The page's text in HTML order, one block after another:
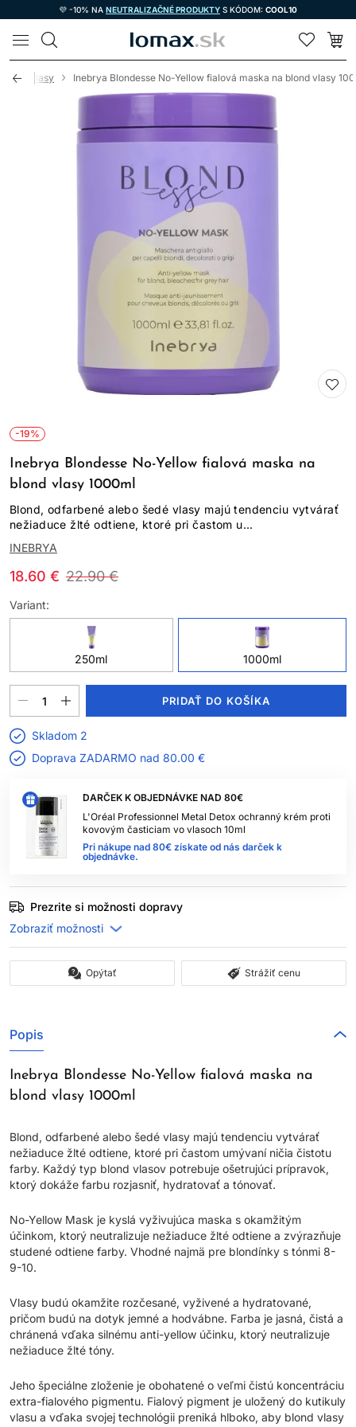
💜 -10% NA NEUTRALIZAČNÉ PRODUKTY S KÓDOM: COOL10
LOMAX
vlasy Inebrya Blondesse No-Yellow fialová maska na blond vlasy
-19%
Inebrya Blondesse No-Yellow fialová maska na
blond vlasy 1000ml
Blond, odfarbené alebo šedé vlasy majú tendenciu vytvárať
nežiaduce žlté odtiene, ktoré pri častom u...
INEBRYA
22.90 €
18.60 €
DARČEK K OBJEDNÁVKE NAD 80€
L'Oréal Professionnel Metal Detox ochranný krém proti
kovovým časticiam vo vlasoch 10ml
Pri nákupe nad 80€ získate od nás darček k
objednávke.
Variant:
250ml 1000ml
PRIDAŤ DO KOŠÍKA
Skladom 2
Doprava ZADARMO nad 80.00 €
Prezrite si možnosti dopravy
Opýtať Strážiť cenu
Popis
Inebrya Blondesse No-Yellow fialová maska na
blond vlasy 1000ml
Blond, odfarbené alebo šedé vlasy majú tendenciu vytvárať
nežiaduce žlté odtiene, ktoré pri častom umývaní ničia čistotu
farby. Každý typ blond vlasov potrebuje ošetrujúci prípravok,
ktorý dokáže farbu rozjasniť, hydratovať a tónovať.
No-Yellow Mask je kyslá vyživujúca maska s okamžitým
účinkom, ktorý neutralizuje nežiaduce žlté odtiene a zvýrazňuje
studené odtiene farby. Vhodné najmä pre blondínky s tónmi 8-
9-10.
Vlasy budú okamžite rozčesané, vyživené a hydratované,
pričom budú na dotyk jemné a hodvábne. Farba je jasná, čistá a
chránená vďaka silnému anti-yellow účinku, ktorý neutralizuje
nežiaduce žlté tóny.
Jeho špeciálne zloženie je obohatené o veľmi čistú koncentráciu
extra-fialového pigmentu. Fialový pigment je uložený do kutikuly
vlasu a vďaka svojej technológii preniká hlboko, aby blond vlasy